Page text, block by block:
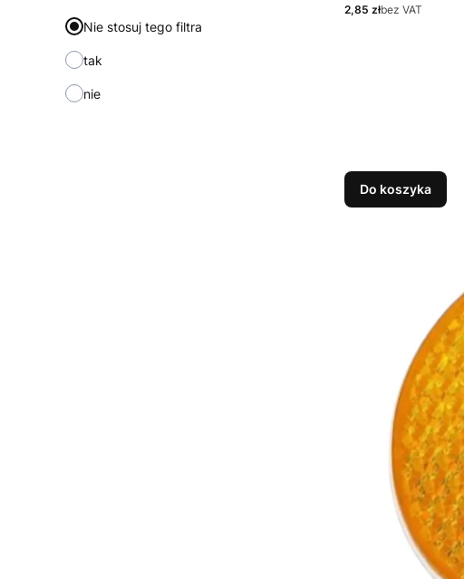
Nie stosuj tego filtra
tak
nie
Cena
2,85 złbez VAT
Do koszyka